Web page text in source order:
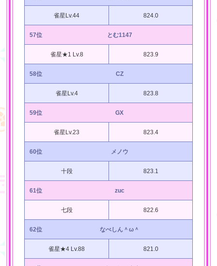
雀星Lv.44 824.0
57位 とむ1147
雀星★1 Lv.8 823.9
58位 CZ
雀星Lv.4 823.8
59位 GX
雀星Lv.23 823.4
60位 メノウ
十段 823.1
61位 zuc
七段 822.6
62位 なべしん＾ω＾
雀星★4 Lv.88 821.0